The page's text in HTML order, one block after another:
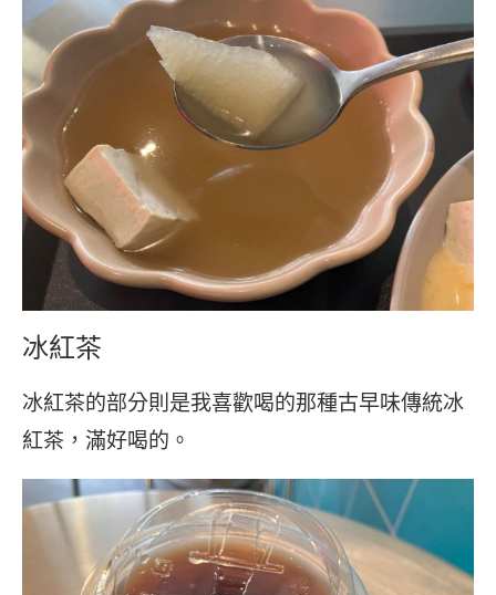
冰紅茶
冰紅茶的部分則是我喜歡喝的那種古早味傳統冰
紅茶，滿好喝的。